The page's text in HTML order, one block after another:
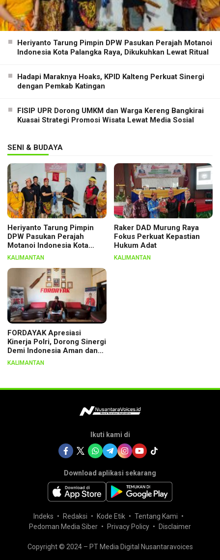
Heriyanto Tarung Pimpin DPW Pasukan Perajah Motanoi
Indonesia Kota Palangka Raya, Dikukuhkan Lewat Ritual
Hadapi Maraknya Hoaks, KPID Kalteng Perkuat Sinergi
dengan Pemkab Katingan
FISIP UPR Dorong UMKM dan Warga Kereng Bangkirai
Kuasai Strategi Promosi Wisata Lewat Media Sosial
SENI & BUDAYA
Heriyanto Tarung Pimpin
DPW Pasukan Perajah
Motanoi Indonesia Kota
Palangka Raya, Dikukuhkan
KALIMANTAN
Raker DAD Murung Raya
Fokus Perkuat Kepastian
Hukum Adat
KALIMANTAN
FORDAYAK Apresiasi
Kinerja Polri, Dorong Sinergi
Demi Indonesia Aman dan
Berkeadilan
KALIMANTAN
Ikuti kami di
Download aplikasi sekarang
Indeks Redaksi Kode Etik
Tentang Kami
Pedoman Media Siber
Privacy Policy Disclaimer
Copyright © 2024 – PT Media Digital Nusantaravoices